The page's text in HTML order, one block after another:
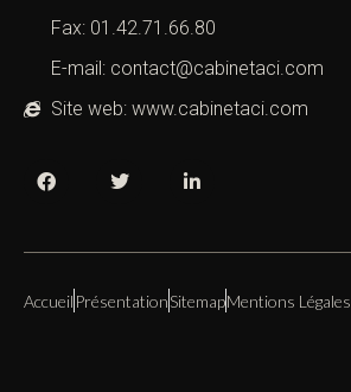
Fax: 01.42.71.66.80
E-mail: contact@cabinetaci.com
Site web: www.cabinetaci.com
Accueil PrésentationSitemapMentions Légales